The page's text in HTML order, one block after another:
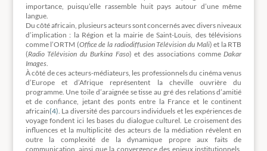
importance, puisqu’elle rassemble huit pays autour d’une même
langue.
Du côté africain, plusieurs acteurs sont concernés avec divers niveaux
d’implication : la Région et la mairie de Saint-Louis, des télévisions
comme l’ORTM (Office de la radiodiffusion Télévision du Mali) et la RTB
(Radio Télévision du Burkina Faso) et des associations commeDakar
Images.
À côté de ces acteurs-médiateurs, les professionnels du cinéma venus
d’Europe et d’Afrique représentent la cheville ouvrière du
programme. Une toile d’araignée se tisse au gré des relations d’amitié
et de confiance, jetant des ponts entre la France et le continent
africain(4). La diversité des parcours individuels et les expériences de
voyage fondent ici les bases du dialogue culturel. Le croisement des
influences et la multiplicité des acteurs de la médiation révèlent en
outre la complexité de la dynamique propre aux faits de
communication, ainsi que la convergence des enjeux institutionnels,